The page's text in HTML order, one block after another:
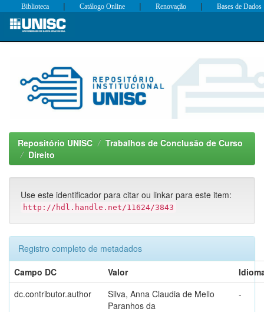
Skip
Biblioteca | Catálogo Online | Renovação | Bases de Dados
Repositório UNISC
Trabalhos de Conclusão de Curso
Direito
Use este identificador para citar ou linkar para este item:
http://hdl.handle.net/11624/3843
Registro completo de metadados
Campo DC
Valor
dc.contributor.author
Silva, Anna Claudia de Mello
Paranhos da
-